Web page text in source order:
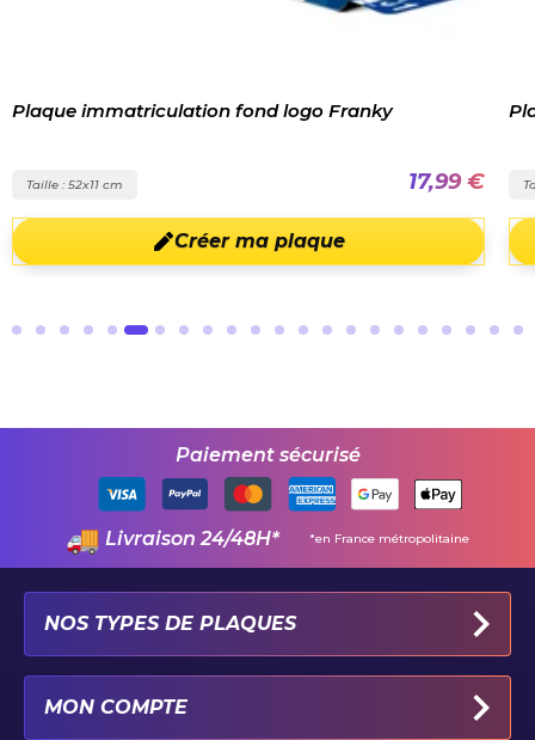
Plaque immatriculation fond logo Franky
Taille : 52x11 cm 17,99 €
Créer ma plaque
Paiement sécurisé
Livraison 24/48H* *en France métropolitaine
NOS TYPES DE PLAQUES
MON COMPTE